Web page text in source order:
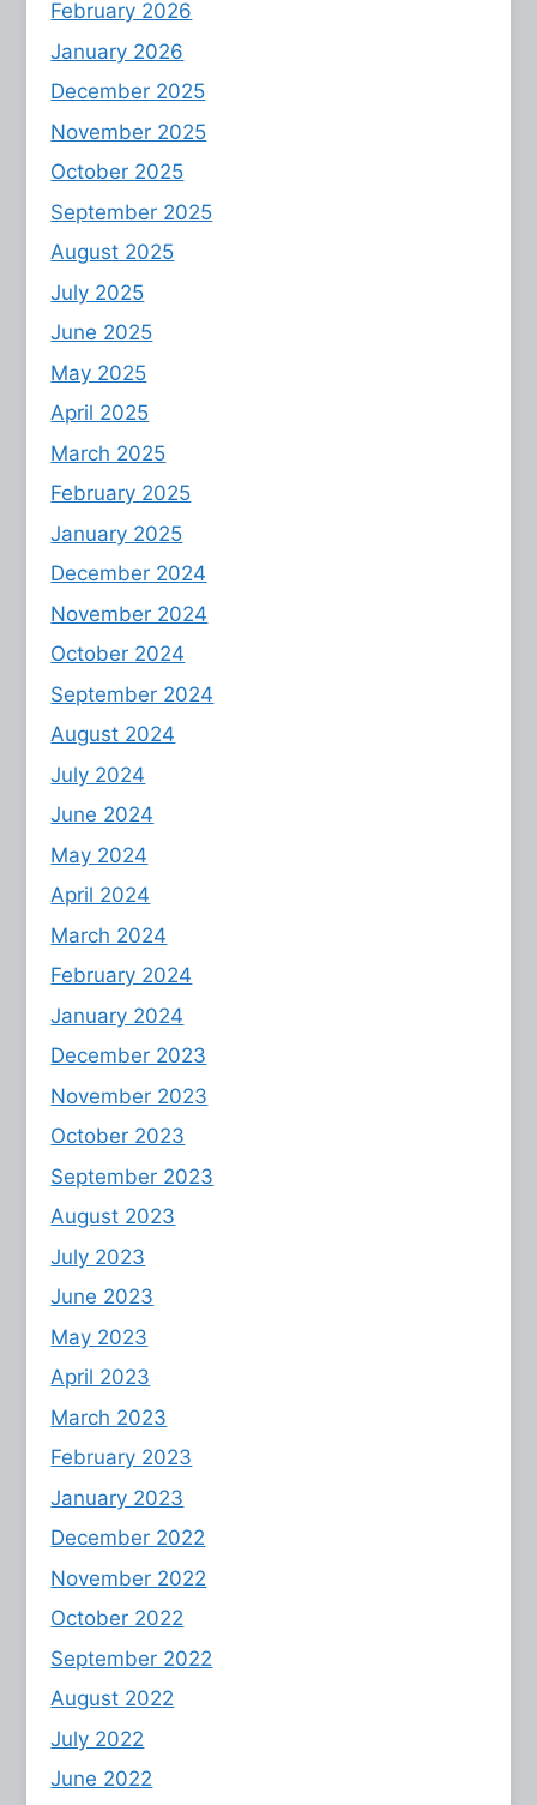
February 2026
January 2026
December 2025
November 2025
October 2025
September 2025
August 2025
July 2025
June 2025
May 2025
April 2025
March 2025
February 2025
January 2025
December 2024
November 2024
October 2024
September 2024
August 2024
July 2024
June 2024
May 2024
April 2024
March 2024
February 2024
January 2024
December 2023
November 2023
October 2023
September 2023
August 2023
July 2023
June 2023
May 2023
April 2023
March 2023
February 2023
January 2023
December 2022
November 2022
October 2022
September 2022
August 2022
July 2022
June 2022